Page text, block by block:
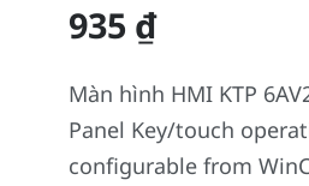
935 ₫
Màn hình HMI KTP
Panel Key/touch
configurable from